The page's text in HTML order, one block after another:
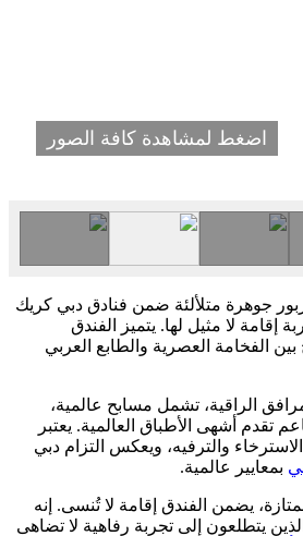
اضغط لمشاهدة كافة الصور
جوهرة متلألئة ضمن فنادق دبي كريك
إقامة لا مثيل لها. يتميز الفندق
الفخامة العصرية والطابع العربي
الراقية، تشمل مسابح عالمية،
تقدم أشهى الأطباق العالمية. يعتبر
والترفيه، ويعكس التزام دبي
بمعايير عالمية.
يضمن الفندق إقامة لا تُنسى. إنه
يتطلعون إلى تجربة رفاهية لا تضاهى